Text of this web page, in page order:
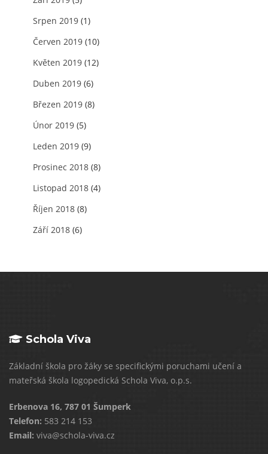
Srpen 2019 (1)
Červen 2019 (10)
Květen 2019 (12)
Duben 2019 (6)
Březen 2019 (8)
Únor 2019 (5)
Leden 2019 (9)
Prosinec 2018 (8)
Listopad 2018 (4)
Říjen 2018 (8)
Září 2018 (6)
Schola Viva
Základní škola pro žáky se specifickými poruchami učení a
mateřská škola logopedická Schola Viva, o.p.s.
Erbenova 16, 787 01 Šumperk
Telefon: 583 214 153
Email: viva@schola-viva.cz